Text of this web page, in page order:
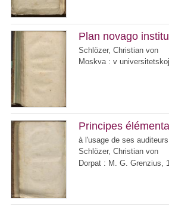
Plan novago
Schlözer, Christian von
Moskva : v
Principes
à l'usage de ses auditeurs
Schlözer, Christian von
Dorpat : M. G. Grenzius,